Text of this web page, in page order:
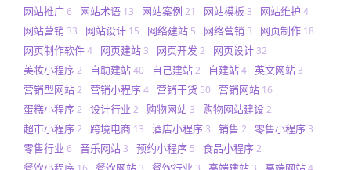
网站推广6 网站术语 13 网站案例 21 网站模板 3 网站维护 4
网站营销 33 网站设计 15 网络建站 5 网络营销 3 网页制作 18
网页制作软件4 网页建站 3 网页开发 2 网页设计 32
美妆小程序2 自助建站40 自己建站2 自建站4 英文网站 3
营销型网站2 营销小程序4 营销干货 50 营销网站 16
蛋糕小程序2 设计行业 2 购物网站 3 购物网站建设2
超市小程序2 跨境电商 13 酒店小程序 3 销售 2 零售小程序 3
零售行业 6 音乐网站 3 预约小程序 5 食品小程序2